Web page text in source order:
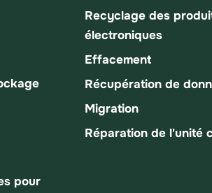
pour
Recyclage des
électroniques
Effacement
Récupération de
Migration
Réparation de l'unité